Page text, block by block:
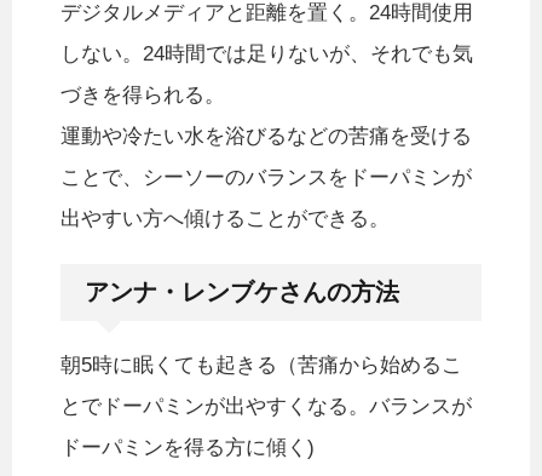
デジタルメディアと距離を置く。24時間使用
しない。24時間では足りないが、それでも気
づきを得られる。
運動や冷たい水を浴びるなどの苦痛を受ける
ことで、シーソーのバランスをドーパミンが
出やすい方へ傾けることができる。
アンナ・レンブケさんの方法
朝5時に眠くても起きる（苦痛から始めるこ
とでドーパミンが出やすくなる。バランスが
ドーパミンを得る方に傾く)